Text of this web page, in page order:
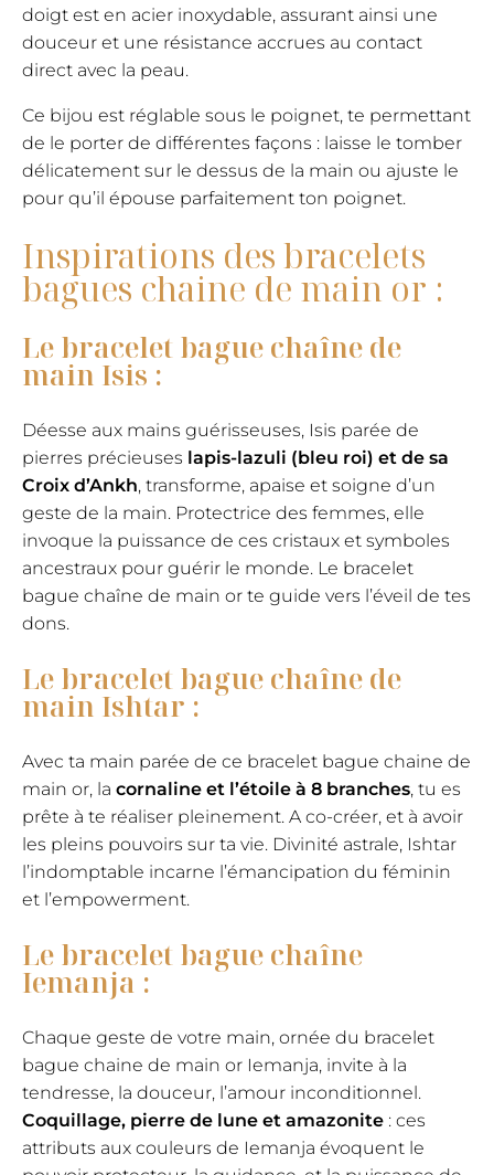
doigt est en acier inoxydable, assurant ainsi une
douceur et une résistance accrues au contact
direct avec la peau.
Ce bijou est réglable sous le poignet, te permettant
de le porter de différentes façons : laisse le tomber
délicatement sur le dessus de la main ou ajuste le
pour qu’il épouse parfaitement ton poignet.
Inspirations des bracelets
bagues chaine de main or :
Le bracelet bague chaîne de
main Isis :
Déesse aux mains guérisseuses, Isis parée de
pierres précieuses lapis-lazuli (bleu roi) et de sa
Croix d’Ankh, transforme, apaise et soigne d’un
geste de la main. Protectrice des femmes, elle
invoque la puissance de ces cristaux et symboles
ancestraux pour guérir le monde. Le bracelet
bague chaîne de main or te guide vers l’éveil de tes
dons.
Le bracelet bague chaîne de
main Ishtar :
Avec ta main parée de ce bracelet bague chaine de
main or, la cornaline et l’étoile à 8 branches, tu es
prête à te réaliser pleinement. A co-créer, et à avoir
les pleins pouvoirs sur ta vie. Divinité astrale, Ishtar
l’indomptable incarne l’émancipation du féminin
et l’empowerment.
Le bracelet bague chaîne
Iemanja :
Chaque geste de votre main, ornée du bracelet
bague chaine de main or Iemanja, invite à la
tendresse, la douceur, l’amour inconditionnel.
Coquillage, pierre de lune et amazonite : ces
attributs aux couleurs de Iemanja évoquent le